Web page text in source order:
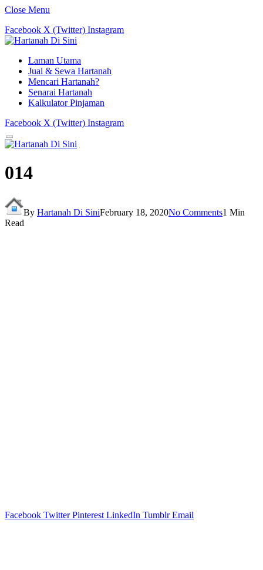
Close Menu
Facebook X (Twitter) Instagram
Laman Utama
Jual & Sewa Hartanah
Mencari Hartanah?
Senarai Hartanah
Kalkulator Pinjaman
Facebook X (Twitter) Instagram
014
By Hartanah Di SiniFebruary 18, 2020No Comments1 Min
Read
Facebook Twitter Pinterest LinkedIn Tumblr Email